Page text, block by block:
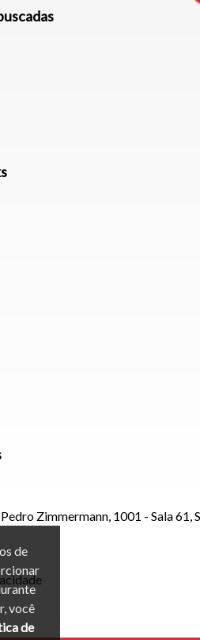
de
você
de
Zimmermann, 1001 - Sala 61,